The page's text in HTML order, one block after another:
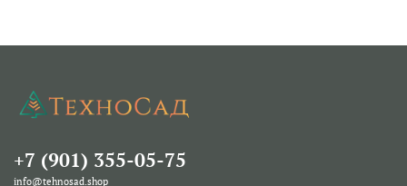
+7 (901) 355-05-75
info@tehnosad.shop